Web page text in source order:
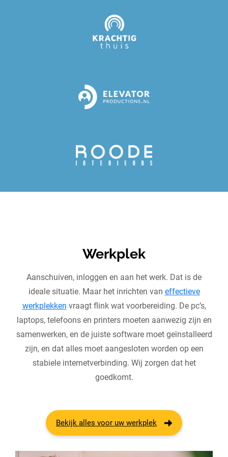
Werkplek
Aanschuiven, inloggen en aan het werk. Dat is de
ideale situatie. Maar het inrichten van effectieve
werkplekken vraagt flink wat voorbereiding. De pc’s,
laptops, telefoons en printers moeten aanwezig zijn en
samenwerken, en de juiste software moet geïnstalleerd
zijn, en dat alles moet aangesloten worden op een
stabiele internetverbinding. Wij zorgen dat het
goedkomt.
Bekijk alles voor uw werkplek